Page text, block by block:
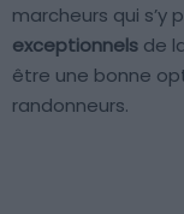
marcheurs qui s’y
exceptionnels de
être une bonne
randonneurs.